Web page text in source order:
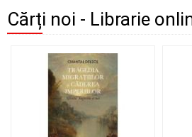
Cărți noi - Librarie